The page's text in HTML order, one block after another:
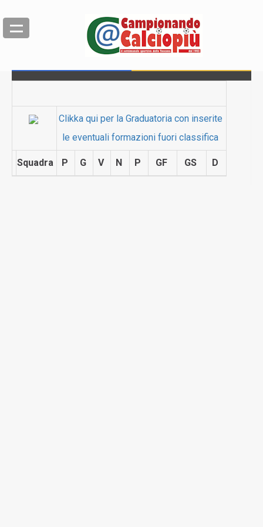
Clikka qui per la Graduatoria con inserite
le eventuali formazioni fuori classifica
Squadra P G V N P GF GS D